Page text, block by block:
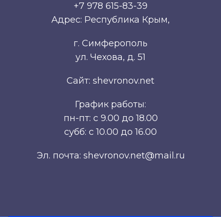
+7 978 615-83-39
Адрес: Республика Крым,
г. Симферополь
ул. Чехова, д. 51
Сайт: shevronov.net
График работы:
пн-пт: с 9.00 до 18.00
субб: с 10.00 до 16.00
Эл. почта: shevronov.net@mail.ru